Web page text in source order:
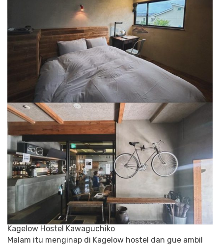
Kagelow Hostel Kawaguchiko
Malam itu menginap di Kagelow hostel dan gue ambil